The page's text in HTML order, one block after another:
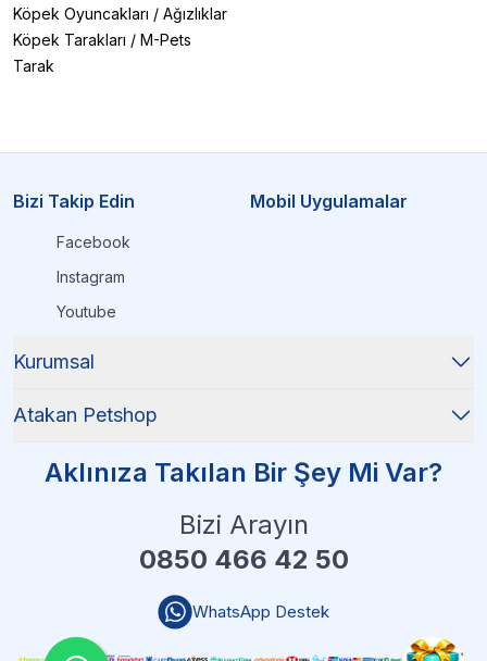
Köpek Oyuncakları / Ağızlıklar
Köpek Tarakları / M-Pets
Tarak
Bizi Takip Edin
Facebook
Instagram
Youtube
Mobil Uygulamalar
Kurumsal
Atakan Petshop
Aklınıza Takılan Bir Şey Mi Var?
Bizi Arayın
0850 466 42 50
WhatsApp Destek